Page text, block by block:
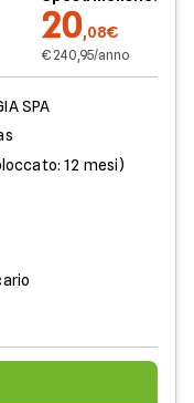
20,08€
€ 240,95/anno
SPA
12 mesi)